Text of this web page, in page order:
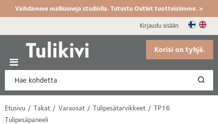
Vaihdamme malliuuneja studiolla. Tutustu Outlet tuotteisiimme. >
Kirjaudu sisään
Korisi on tyhjä.
Etusivu Takat Varaosat Tulipesätarvikkeet
TP16
Tulipesäpaneeli